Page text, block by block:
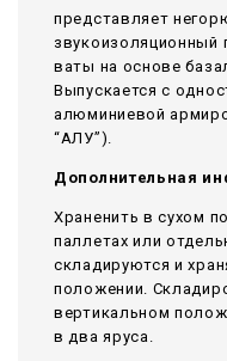
представляет
звукоизоляционный
ваты на основе
Выпускается с
алюминиевой
“АЛУ”).
Дополнительная
Храненить в сухом
паллетах или
складируются и
положении.
вертикальном
в два яруса.